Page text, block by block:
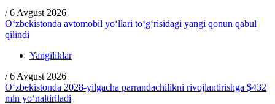
/ 6 Avgust 2026
O‘zbekistonda avtomobil yo‘llari to‘g‘risidagi yangi qonun qabul
qilindi
Yangiliklar
/ 6 Avgust 2026
O‘zbekistonda 2028-yilgacha parrandachilikni rivojlantirishga $432
mln yo‘naltiriladi